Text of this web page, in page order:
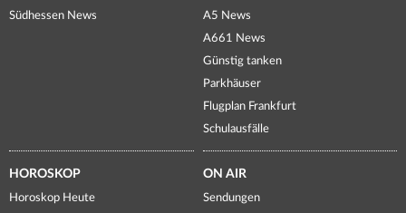
Südhessen News
A5 News
A661 News
Günstig tanken
Parkhäuser
Flugplan Frankfurt
Schulausfälle
HOROSKOP
Horoskop Heute
ON AIR
Sendungen